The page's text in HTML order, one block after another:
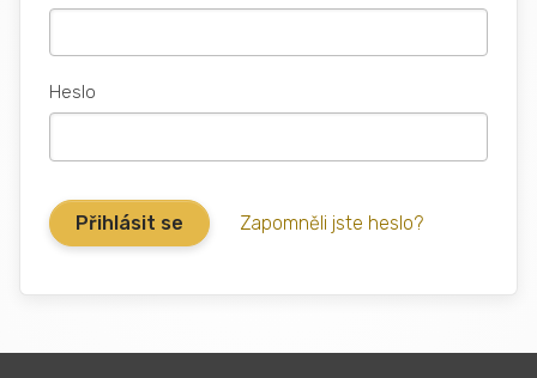
Heslo
Zapomněli jste heslo?